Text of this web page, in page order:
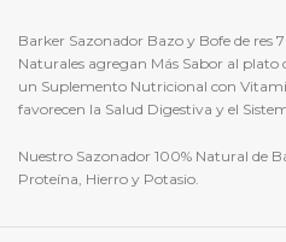
Barker Sazonador Bazo y Bofe de res
Naturales agregan Más Sabor al
un Suplemento Nutricional con
favorecen la Salud Digestiva y el
Nuestro Sazonador 100% Natural de
Proteína, Hierro y Potasio.